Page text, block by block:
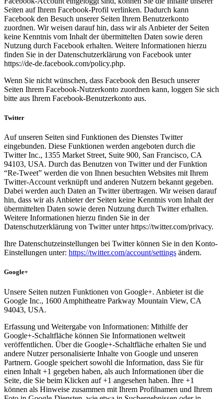
Seiten auf Ihrem Facebook-Profil verlinken. Dadurch kann
Facebook den Besuch unserer Seiten Ihrem Benutzerkonto
zuordnen. Wir weisen darauf hin, dass wir als Anbieter der Seiten
keine Kenntnis vom Inhalt der übermittelten Daten sowie deren
Nutzung durch Facebook erhalten. Weitere Informationen hierzu
finden Sie in der Datenschutzerklärung von Facebook unter
https://de-de.facebook.com/policy.php.
Wenn Sie nicht wünschen, dass Facebook den Besuch unserer
Seiten Ihrem Facebook-Nutzerkonto zuordnen kann, loggen Sie sich
bitte aus Ihrem Facebook-Benutzerkonto aus.
Twitter
Auf unseren Seiten sind Funktionen des Dienstes Twitter
eingebunden. Diese Funktionen werden angeboten durch die
Twitter Inc., 1355 Market Street, Suite 900, San Francisco, CA
94103, USA. Durch das Benutzen von Twitter und der Funktion
“Re-Tweet” werden die von Ihnen besuchten Websites mit Ihrem
Twitter-Account verknüpft und anderen Nutzern bekannt gegeben.
Dabei werden auch Daten an Twitter übertragen. Wir weisen darauf
hin, dass wir als Anbieter der Seiten keine Kenntnis vom Inhalt der
übermittelten Daten sowie deren Nutzung durch Twitter erhalten.
Weitere Informationen hierzu finden Sie in der
Datenschutzerklärung von Twitter unter https://twitter.com/privacy.
Ihre Datenschutzeinstellungen bei Twitter können Sie in den Konto-
Einstellungen unter: https://twitter.com/account/settings ändern.
Google+
Unsere Seiten nutzen Funktionen von Google+. Anbieter ist die
Google Inc., 1600 Amphitheatre Parkway Mountain View, CA
94043, USA.
Erfassung und Weitergabe von Informationen: Mithilfe der
Google+-Schaltfläche können Sie Informationen weltweit
veröffentlichen. Über die Google+-Schaltfläche erhalten Sie und
andere Nutzer personalisierte Inhalte von Google und unseren
Partnern. Google speichert sowohl die Information, dass Sie für
einen Inhalt +1 gegeben haben, als auch Informationen über die
Seite, die Sie beim Klicken auf +1 angesehen haben. Ihre +1
können als Hinweise zusammen mit Ihrem Profilnamen und Ihrem